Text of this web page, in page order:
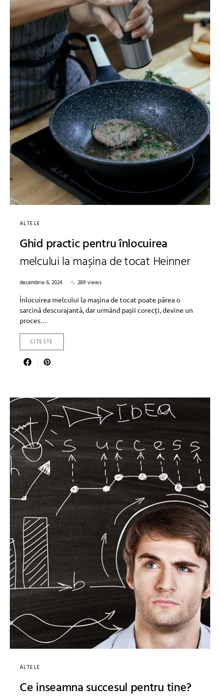
ALTELE
Ghid practic pentru înlocuirea
melcului la mașina de tocat Heinner
decembrie 6, 2024
289 views
Înlocuirea melcului la mașina de tocat poate părea o
sarcină descurajantă, dar urmând pașii corecți, devine un
proces…
CITESTE
ALTELE
Ce inseamna succesul pentru tine?